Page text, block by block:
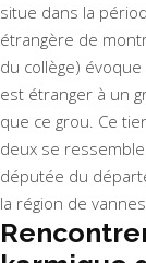
situe dans la
étrangère de
du collège)
est étranger à un
que ce grou. Ce
deux se
députée du
la région de